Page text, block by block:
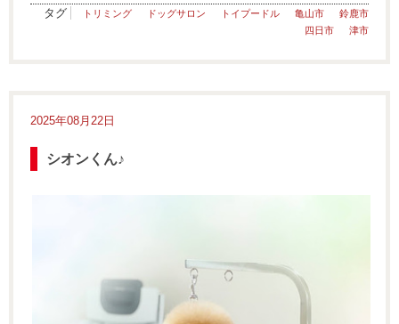
タグ トリミング ドッグサロン トイプードル 亀山市
鈴鹿市
四日市
津市
2025年08月22日
シオンくん♪